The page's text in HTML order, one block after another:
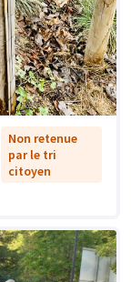
Non retenue
par le tri
citoyen